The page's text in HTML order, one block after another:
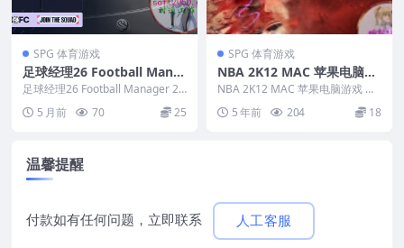
SPG 体育游戏
足球经理26 Football Mana
ger 2026 MAC游戏 苹果电
脑游戏 适配苹果OS系统mac
OS
足球经理26 Football Manager 20
5 月前 70 25
SPG 体育游戏
NBA 2K12 MAC 苹果电脑游
戏 简体中文版 支援10.11 10.
12 10.13 10.14
NBA 2K12 MAC 苹果电脑游戏 简
5 年前 204 18
温馨提醒
付款如有任何问题，立即联系 人工客服